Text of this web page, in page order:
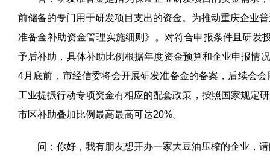
前储备的专门用于研发项目支出的资金。为推动重庆企业
准备金补助资金管理实施细则》。对符合申报条件且研发
予后补助，具体补助比例根据年度资金预算和企业申报情
4月底前，市经信委将会开展研发准备金的备案，后续会
工业提振行动专项资金有相应的配套政策，按照国家规定
市区补助叠加比例最高最高可达20%。
问：你好，我有朋友想开办一家大豆油压榨的企业，